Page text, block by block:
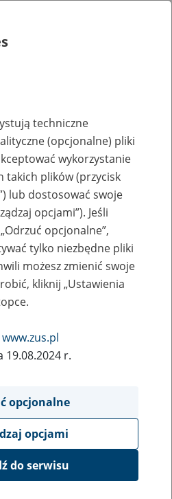
- zakładanie profili
firmy
ZUS eZUS
techniczne
(opcjonalne) pliki
wykorzystanie
takich plików (przycisk
lub dostosować swoje
opcjami”). Jeśli
opcjonalne”,
tylko niezbędne pliki
możesz zmienić swoje
kliknij „Ustawienia
19.08.2024 r.
opcjonalne
opcjami
do serwisu